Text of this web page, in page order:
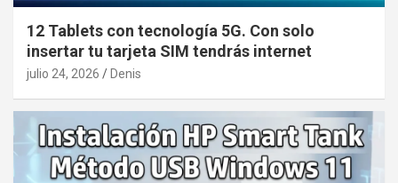
12 Tablets con tecnología 5G. Con solo
insertar tu tarjeta SIM tendrás internet
julio 24, 2026 Denis